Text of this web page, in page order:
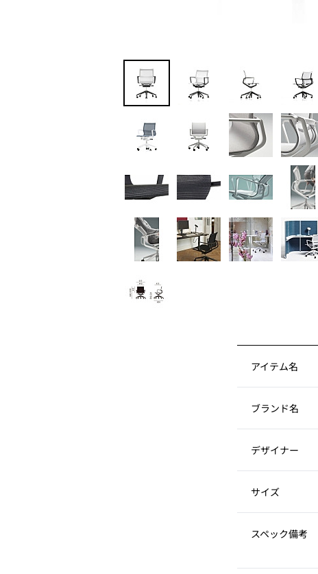
アイテム名
ブランド名
デザイナー
サイズ
スペック備考